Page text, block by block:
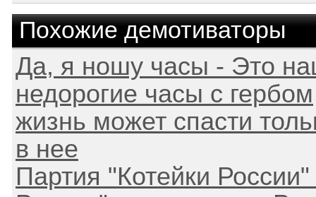
Похожие демотиваторы
Да, я ношу часы - Это
недорогие часы с гербом
жизнь может спасти
в нее
Партия "Котейки